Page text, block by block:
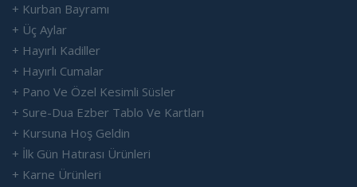
+ Kurban Bayramı
+ Üç Aylar
+ Hayırlı Kadiller
+ Hayırlı Cumalar
+ Pano Ve Özel Kesimli Süsler
+ Sure-Dua Ezber Tablo Ve Kartları
+ Kursuna Hoş Geldin
+ İlk Gün Hatırası Ürünleri
+ Karne Ürünleri